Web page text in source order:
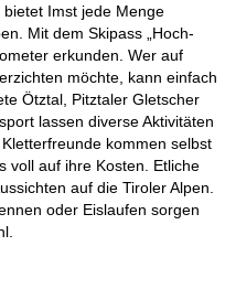
Imst jede Menge
Mit dem Skipass „Hoch-
erkunden. Wer auf
möchte, kann einfach
Ötztal, Pitztaler Gletscher
lassen diverse Aktivitäten
kommen selbst
voll auf ihre Kosten. Etliche
auf die Tiroler Alpen.
oder Eislaufen sorgen